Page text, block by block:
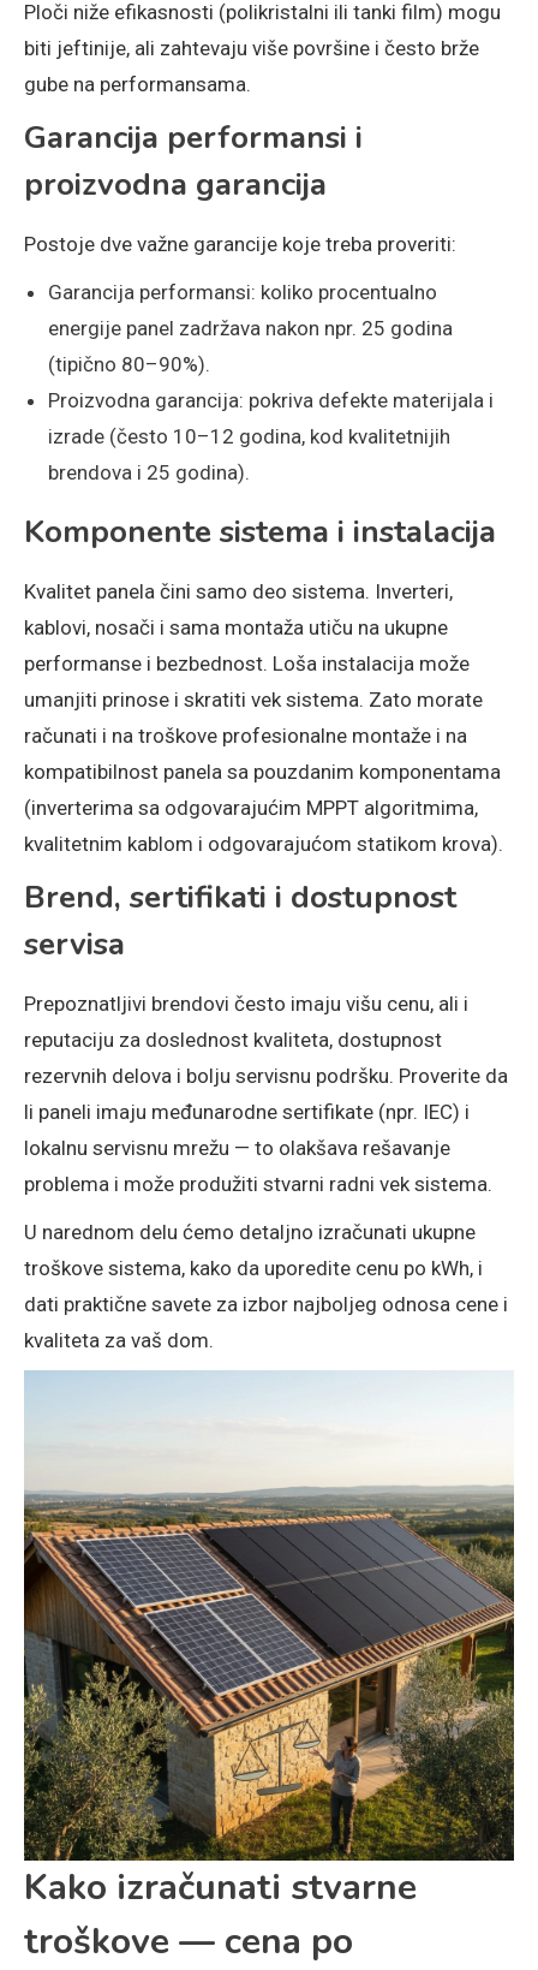
Ploči niže efikasnosti (polikristalni ili tanki film) mogu
biti jeftinije, ali zahtevaju više površine i često brže
gube na performansama.
Garancija performansi i
proizvodna garancija
Postoje dve važne garancije koje treba proveriti:
Garancija performansi: koliko procentualno
energije panel zadržava nakon npr. 25 godina
(tipično 80–90%).
Proizvodna garancija: pokriva defekte materijala i
izrade (često 10–12 godina, kod kvalitetnijih
brendova i 25 godina).
Komponente sistema i instalacija
Kvalitet panela čini samo deo sistema. Inverteri,
kablovi, nosači i sama montaža utiču na ukupne
performanse i bezbednost. Loša instalacija može
umanjiti prinose i skratiti vek sistema. Zato morate
računati i na troškove profesionalne montaže i na
kompatibilnost panela sa pouzdanim komponentama
(inverterima sa odgovarajućim MPPT algoritmima,
kvalitetnim kablom i odgovarajućom statikom krova).
Brend, sertifikati i dostupnost
servisa
Prepoznatljivi brendovi često imaju višu cenu, ali i
reputaciju za doslednost kvaliteta, dostupnost
rezervnih delova i bolju servisnu podršku. Proverite da
li paneli imaju međunarodne sertifikate (npr. IEC) i
lokalnu servisnu mrežu — to olakšava rešavanje
problema i može produžiti stvarni radni vek sistema.
U narednom delu ćemo detaljno izračunati ukupne
troškove sistema, kako da uporedite cenu po kWh, i
dati praktične savete za izbor najboljeg odnosa cene i
kvaliteta za vaš dom.
Kako izračunati stvarne
troškove — cena po